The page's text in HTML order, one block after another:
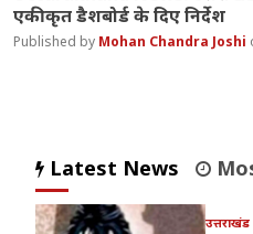
एकीकृत डैशबोर्ड के दिए निर्देश
Mohan Chandra Joshi
Latest News
उत्तराखंड